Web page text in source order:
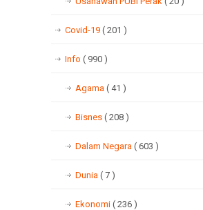
Covid-19 ( 201 )
Info ( 990 )
Agama ( 41 )
Bisnes ( 208 )
Dalam Negara ( 603 )
Dunia ( 7 )
Ekonomi ( 236 )